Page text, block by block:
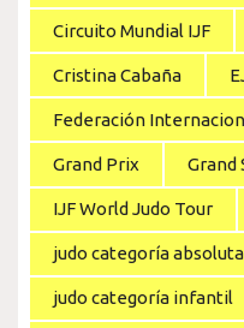
Circuito Mundial IJF
Cristina Cabaña
Federación
Grand Prix Grand
IJF World Judo Tour
judo categoría absoluta
judo categoría infantil